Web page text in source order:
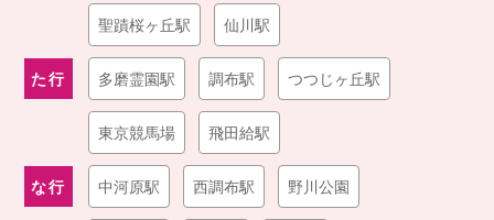
聖蹟桜ヶ丘駅 仙川駅
た行 多磨霊園駅 調布駅 つつじヶ丘駅
東京競馬場 飛田給駅
な行 中河原駅 西調布駅 野川公園